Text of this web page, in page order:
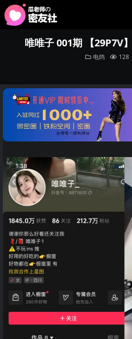
唯唯子 001期 【29P7V
电鸽 128